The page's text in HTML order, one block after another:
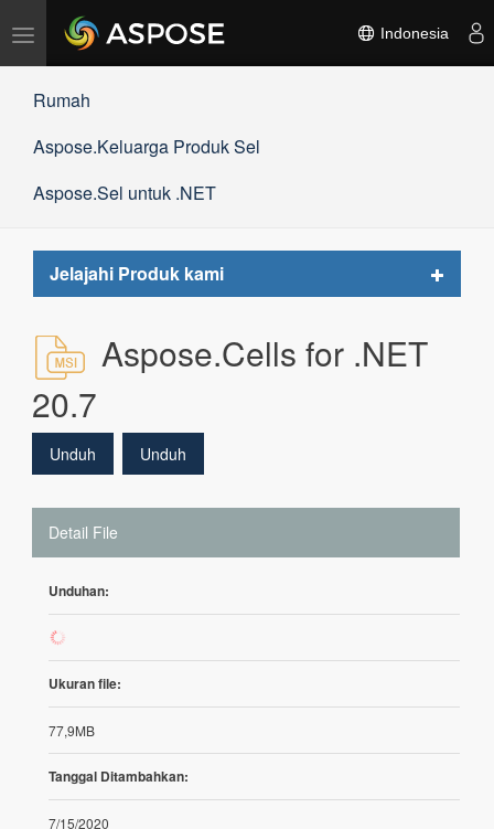
Alihkan
navigasi
Indonesia
Rumah
Aspose.Keluarga Produk Sel
Aspose.Sel untuk .NET
Jelajahi Produk kami
Toggle
Aspose.Cells for .NET
20.7
Unduh Unduh
Detail File
Unduhan:
39
Ukuran file:
77,9MB
Tanggal Ditambahkan:
7/15/2020